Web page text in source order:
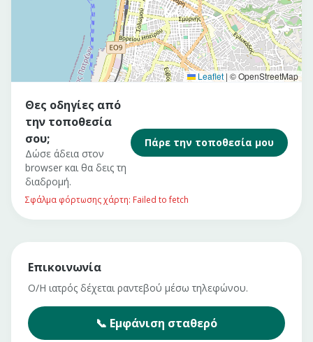
Leaflet | © OpenStreetMap
Θες οδηγίες από
την τοποθεσία
σου;
Δώσε άδεια στον
browser και θα δεις τη
διαδρομή.
Πάρε την τοποθεσία μου
Σφάλμα φόρτωσης χάρτη: Failed to fetch
Επικοινωνία
Ο/Η ιατρός δέχεται ραντεβού μέσω τηλεφώνου.
📞 Εμφάνιση σταθερό